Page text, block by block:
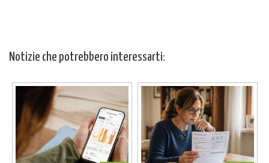
Notizie che potrebbero interessarti: